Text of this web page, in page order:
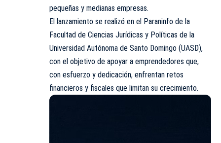
pequeñas y medianas empresas.
El lanzamiento se realizó en el Paraninfo de la
Facultad de Ciencias Jurídicas y Políticas de la
Universidad Autónoma de Santo Domingo (UASD),
con el objetivo de apoyar a emprendedores que,
con esfuerzo y dedicación, enfrentan retos
financieros y fiscales que limitan su crecimiento.